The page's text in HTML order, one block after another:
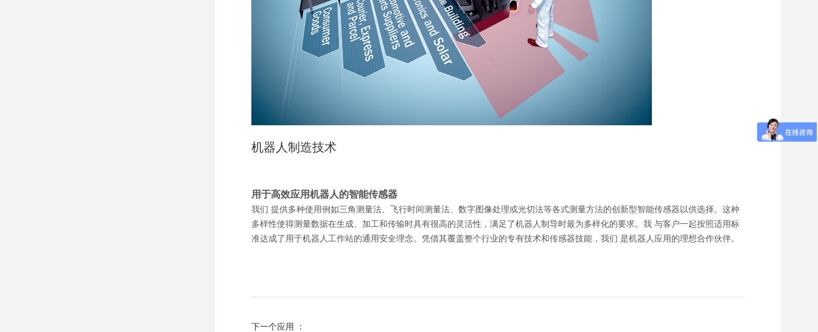
机器人制造技术
用于高效应用机器人的智能传感器
我们 提供多种使用例如三角测量法、飞行时间测量法、数字图像处理或光切法等各式测量方法的创新型智能传感器以供选择。这种
多样性使得测量数据在生成、加工和传输时具有很高的灵活性，满足了机器人制导时最为多样化的要求。我 与客户一起按照适用标
准达成了用于机器人工作站的通用安全理念。凭借其覆盖整个行业的专有技术和传感器技能，我们 是机器人应用的理想合作伙伴。
下一个应用 ：